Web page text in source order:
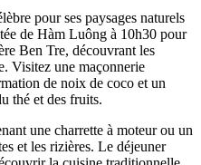
pour ses paysages naturels
de Hàm Luông à 10h30 pour
Ben Tre, découvrant les
Visitez une maçonnerie
de noix de coco et un
thé et des fruits.
une charrette à moteur ou un
et les rizières. Le déjeuner